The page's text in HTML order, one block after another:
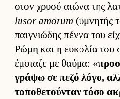
στον χρυσό αιώνα της
lusor amorum (υμνητής
παι­γνιώδης πέννα του
Ρώμη και η ευ­κολία του
έμοιαζε με θαύ­μα: «
γράψω σε πεζό λόγο,
τοποθετού­νταν τόσο